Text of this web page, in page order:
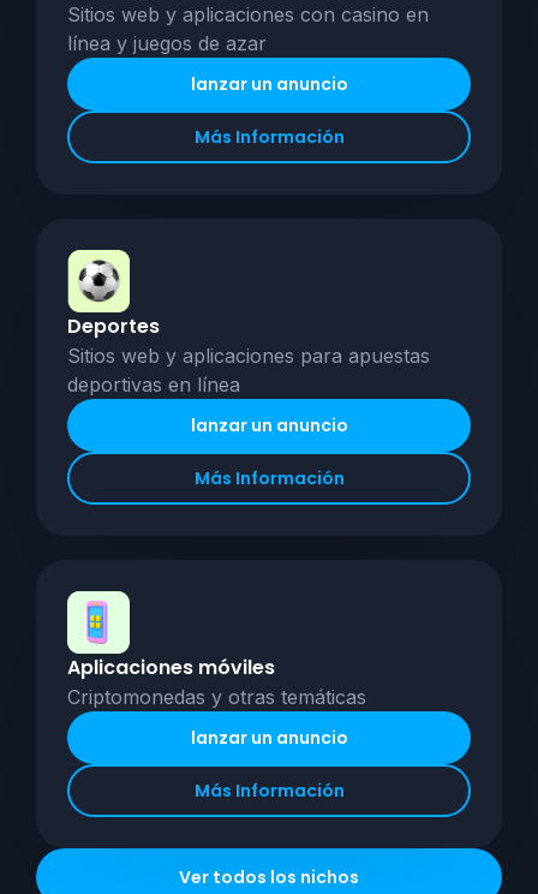
Sitios web y aplicaciones con casino en
línea y juegos de azar
lanzar un anuncio
Más Información
Deportes
Sitios web y aplicaciones para apuestas
deportivas en línea
lanzar un anuncio
Más Información
Aplicaciones móviles
Criptomonedas y otras temáticas
lanzar un anuncio
Más Información
Ver todos los nichos